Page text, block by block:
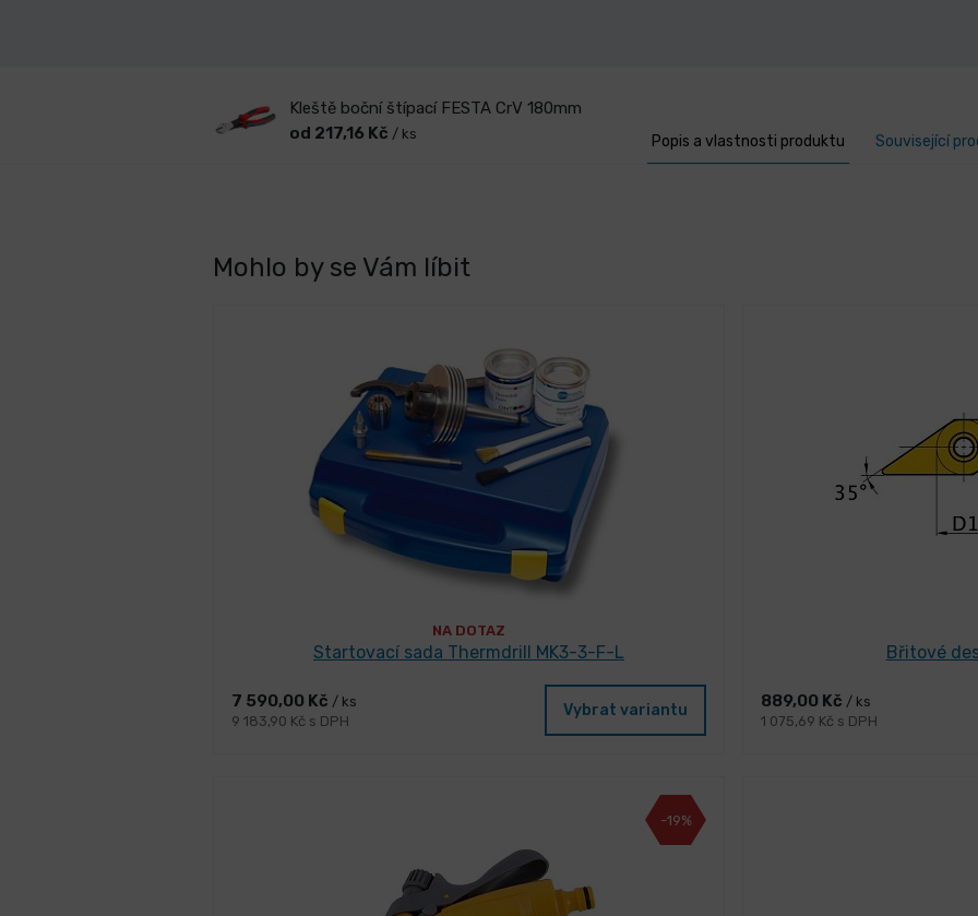
Kleště boční štípací FESTA CrV 180mm
od 217,16 Kč / ks Popis a vlastnosti produktu Související
Mohlo by se Vám líbit
NA DOTAZ
Startovací sada Thermdrill MK3-3-F-L
7 590,00 Kč / ks
9 183,90 Kč s DPH
Vybrat variantu
Břitové
889,00 Kč / ks
1 075,69 Kč s DPH
-19%